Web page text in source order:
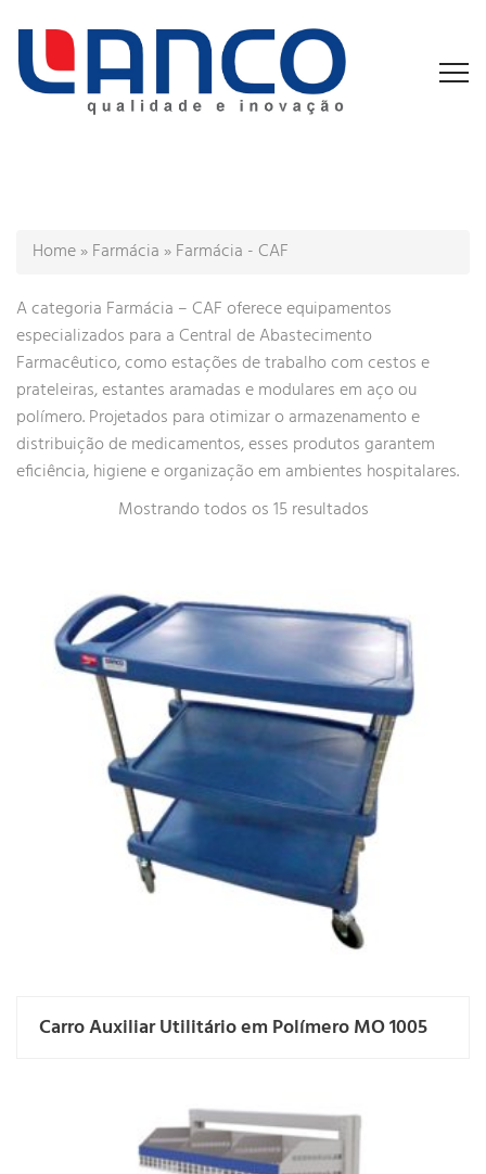
Home»Farmácia »Farmácia - CAF
A categoria Farmácia – CAF oferece equipamentos
especializados para a Central de Abastecimento
Farmacêutico, como estações de trabalho com cestos e
prateleiras, estantes aramadas e modulares em aço ou
polímero. Projetados para otimizar o armazenamento e
distribuição de medicamentos, esses produtos garantem
eficiência, higiene e organização em ambientes hospitalares.
Mostrando todos os 15 resultados
Carro Auxiliar Utilitário em Polímero MO 1005